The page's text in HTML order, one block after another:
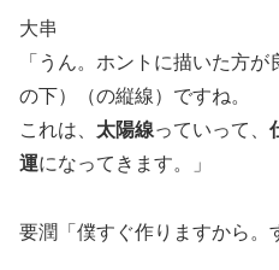
大串
「うん。ホントに描いた方
の下）（の縦線）ですね。
これは、 太陽線っていって、
運になってきます。」
要潤「僕すぐ作りますから。